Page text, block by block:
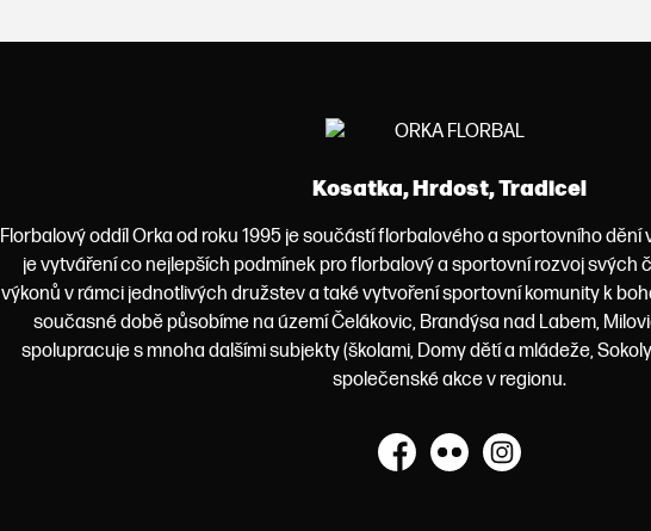
Kosatka, Hrdost, Tradice!
Florbalový oddíl Orka od roku 1995 je součástí florbalového a sportovního dění
je vytváření co nejlepších podmínek pro florbalový a sportovní rozvoj svých
výkonů v rámci jednotlivých družstev a také vytvoření sportovní komunity k
současné době působíme na území Čelákovic, Brandýsa nad Labem,
spolupracuje s mnoha dalšími subjekty (školami, Domy dětí a mládeže,
společenské akce v regionu.
Facebook
Flickr Instagram